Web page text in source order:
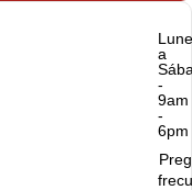
a
-
9am
-
6pm